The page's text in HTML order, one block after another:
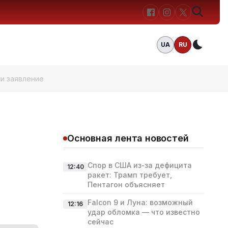
UA RU
заявление
Основная лента новостей
12:40 Спор в США из‑за дефицита
ракет: Трамп требует,
Пентагон объясняет
12:16
Falcon 9 и Луна: возможный
удар обломка — что известно
сейчас